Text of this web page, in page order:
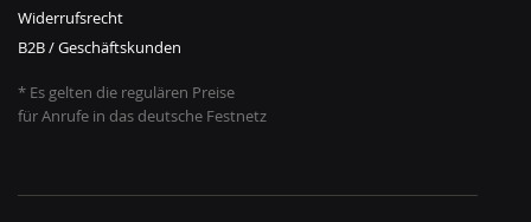
Widerrufsrecht
B2B / Geschäftskunden
* Es gelten die regulären Preise
für Anrufe in das deutsche Festnetz